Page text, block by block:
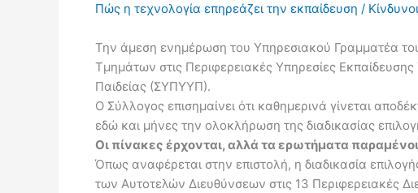
Πώς η τεχνολογία επηρεάζει την εκπαίδευση /
Την άμεση ενημέρωση του Υπηρεσιακού Γραμματέα
Τμημάτων στις Περιφερειακές Υπηρεσίες
Παιδείας (ΣΥΠΥΥΠ).
Ο Σύλλογος επισημαίνει ότι καθημερινά γίνεται
εδώ και μήνες την ολοκλήρωση της διαδικασίας
Οι πίνακες έρχονται, αλλά τα ερωτήματα
Όπως αναφέρεται στην επιστολή, η διαδικασία
των Αυτοτελών Διευθύνσεων στις 13 Περιφερειακές